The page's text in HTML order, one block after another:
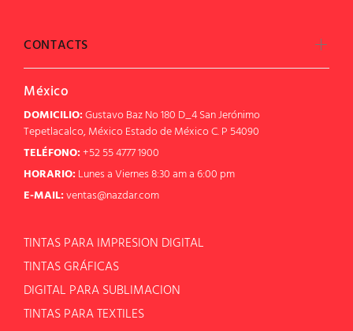
CONTACTS
México
DOMICILIO:Gustavo Baz No 180 D_4 San Jerónimo
Tepetlacalco, México Estado de México C. P 54090
TELÉFONO:+52 55 4777 1900
HORARIO: Lunes a Viernes 8:30 am a 6:00 pm
E-MAIL:ventas@nazdar.com
TINTAS PARA IMPRESION DIGITAL
TINTAS GRÁFICAS
DIGITAL PARA SUBLIMACION
TINTAS PARA TEXTILES